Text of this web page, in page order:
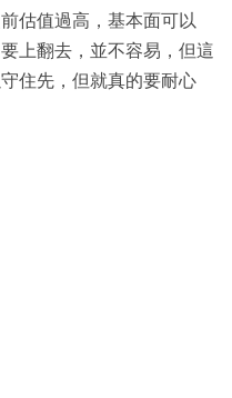
估值過高，基本面可以
上翻去，並不容易，但這
住先，但就真的要耐心